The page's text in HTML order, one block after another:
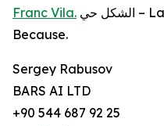
Franc Vila.
Because.
Sergey Rabusov
BARS AI LTD
+90 544 687 92 25